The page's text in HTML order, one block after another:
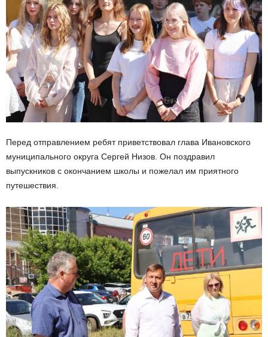
Перед отправлением ребят приветствовал глава Ивановского
муниципального округа Сергей Низов. Он поздравил
выпускников с окончанием школы и пожелал им приятного
путешествия.